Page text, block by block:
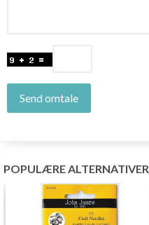
Send omtale
POPULÆRE ALTERNATIVER